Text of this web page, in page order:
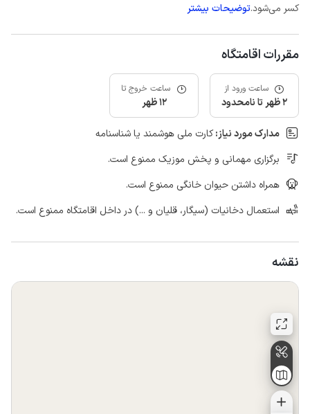
کسر می‌شود.توضیحات بیشتر
مقررات اقامتگاه
ساعت ورود از
2 ظهر تا نامحدود
ساعت خروج تا
12 ظهر
مدارک مورد نیاز:کارت ملی هوشمند یا شناسنامه
برگزاری مهمانی و پخش موزیک ممنوع است.
همراه داشتن حیوان خانگی ممنوع است.
استعمال دخانیات (سیگار، قلیان و ...) در داخل اقامتگاه ممنوع است.
نقشه